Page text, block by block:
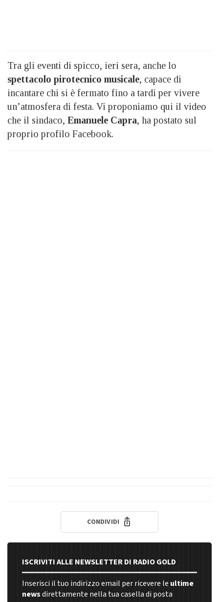
Tra gli eventi di spicco, ieri sera, anche lo
spettacolo pirotecnico musicale, capace di
incantare chi si è fermato fino a tardi per vivere
un’atmosfera di festa. Vi proponiamo qui il video
che il sindaco, Emanuele Capra, ha postato sul
proprio profilo Facebook.
CONDIVIDI
ISCRIVITI ALLE NEWSLETTER DI RADIO GOLD
Inserisci il tuo indirizzo email per ricevere le ultime
newsdirettamente nella tua casella di posta